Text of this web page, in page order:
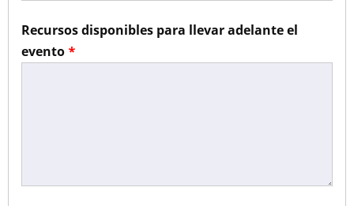
Recursos disponibles para llevar adelante el
evento